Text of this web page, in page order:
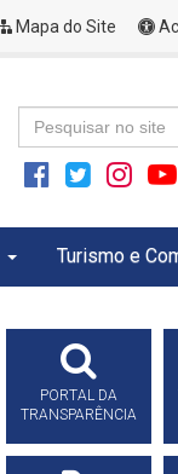
Mapa do Site
Turismo e
PORTAL DA
TRANSPARÊNCIA